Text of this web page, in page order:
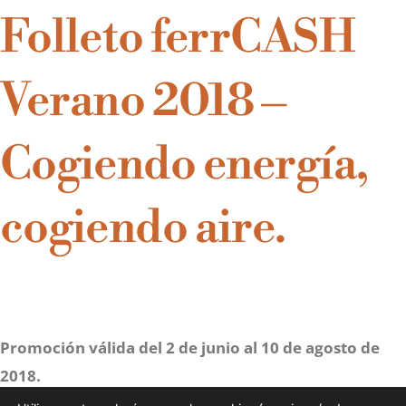
Folleto ferrCASH
Verano 2018 –
Cogiendo energía,
cogiendo aire.
Promoción válida del 2 de junio al 10 de agosto de
2018.